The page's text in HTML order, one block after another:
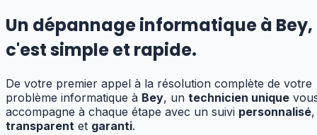
Un dépannage informatiqueà Bey,
c'est simple et rapide.
De votre premier appel à la résolution complète de votre
problème informatique à Bey, un technicien unique
accompagne à chaque étape avec un suivi personnalisé,
transparent et garanti.